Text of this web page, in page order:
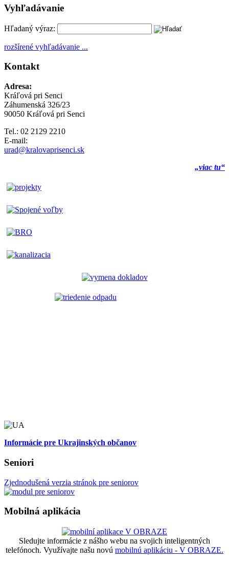
Vyhľadávanie
Hľadaný výraz:
rozšírené vyhľadávanie ...
Kontakt
Adresa:
Kráľová pri Senci
Záhumenská 326/23
90050 Kráľová pri Senci
Tel.: 02 2129 2210
E-mail:
urad@kralovaprisenci.sk
„viac tu“
Informácie pre Ukrajinských občanov
Seniori
Zjednodušená verzia stránok pre seniorov
Mobilná aplikácia
Sledujte informácie z nášho webu na svojich inteligentných
telefónoch. Využívajte našu novú mobilnú aplikáciu - V OBRAZE.